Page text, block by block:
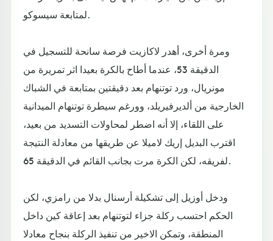
لمتابعة سيسوكو.
ومرة أخرى، أهدر لاكازيت فرصة سانحة للتسجيل في
الدقيقة 53، عندما أطاح بالكرة بعيدا اثر تمريرة من
مونريال، ورد توتنهام بعد دقيقتين بمتابعة في الشباك
الخارجية من ألديرفيريلد، وورغم سيطرة توتنهام الميدانية
على اللقاء، إلا أنه اضطر لمحاولات التسديد من بعيد،
اقترب البديل إريك لاميلا عن طريقها من معادلة النتيجة
لفريقه، لكن الكرة مرت بجانب القائم في الدقيقة 65.
ودخل أوزيل إلى تشكيلة أرسنال بدلا من رامزي، لكن
الحكم احتسب ركلة جزاء لتوتنهام بعد إعاقة كين داخل
المنطقة، وتمكن الاخير من تنفيذ الركلة بنجاح معادلا